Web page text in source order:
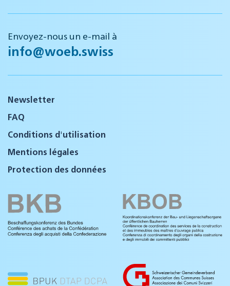
Envoyez-nous un e-mail à
info@woeb.swiss
Newsletter
FAQ
Conditions d'utilisation
Mentions légales
Protection des données